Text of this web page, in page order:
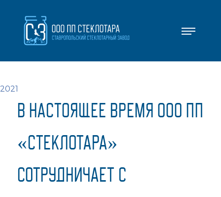
В НАСТОЯЩЕЕ ВРЕМЯ ООО ПП
«СТЕКЛОТАРА»
СОТРУДНИЧАЕТ С